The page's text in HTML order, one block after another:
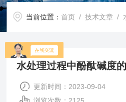
当前位置：首页 /技术文章 /
水处理过程中酚酞碱度
更新时间：2023-09-04